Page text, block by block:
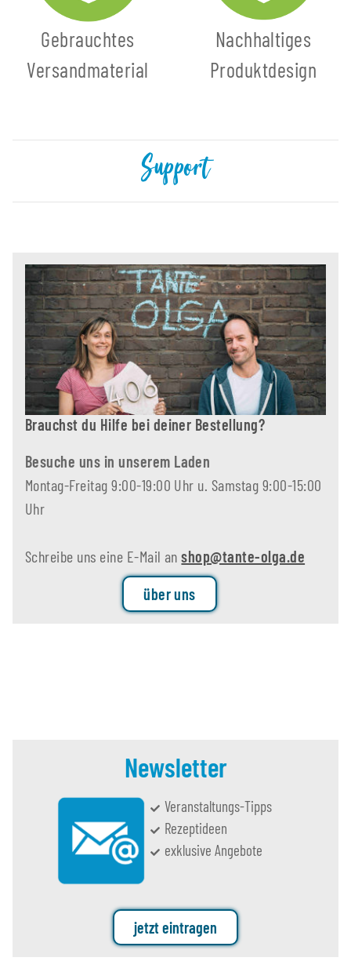
Gebrauchtes
Versandmaterial
Nachhaltiges
Produktdesign
Support
Brauchst du Hilfe bei deiner Bestellung?
Besuche uns in unserem Laden
Montag-Freitag 9:00-19:00 Uhr u. Samstag 9:00-15:00
Uhr
Schreibe uns eine E-Mail anshop@tante-olga.de
über uns
Newsletter
Veranstaltungs-Tipps
Rezeptideen
exklusive Angebote
jetzt eintragen